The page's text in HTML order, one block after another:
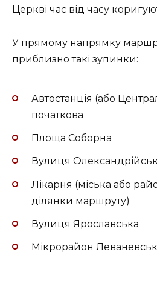
Церкві час від часу
У прямому напрямку
приблизно такі зупинки:
Автостанція (або
початкова
Площа Соборна
Вулиця
Лікарня (міська або
ділянки маршруту)
Вулиця Ярославська
Мікрорайон